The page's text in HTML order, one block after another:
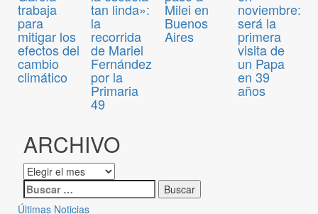
trabaja
para
mitigar los
efectos del
cambio
climático
tan linda»:
la
recorrida
de Mariel
Fernández
por la
Primaria
49
Milei en
Buenos
Aires
noviembre:
será la
primera
visita de
un Papa
en 39
años
ARCHIVO
Últimas Noticias